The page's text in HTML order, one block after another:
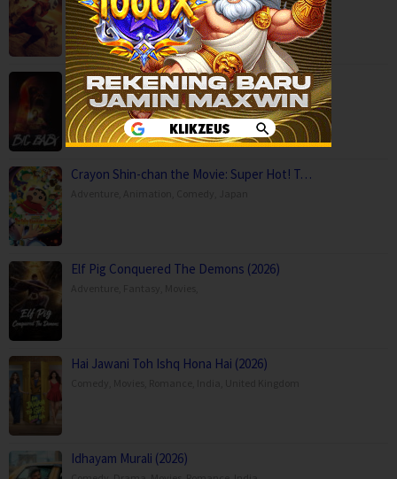
Action,Movies,Science Fiction,Thriller,Brazil
Big Baby (2025)
Horror,Movies,USA
Crayon Shin-chan the Movie: Super Hot! T…
Elf Pig Conquered The Demons (2026)
Hai Jawani Toh Ishq Hona Hai (2026)
Idhayam Murali (2026)